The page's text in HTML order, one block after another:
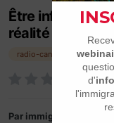
Être infirmière
réalité pour
radio-canada
Par immigrer.com